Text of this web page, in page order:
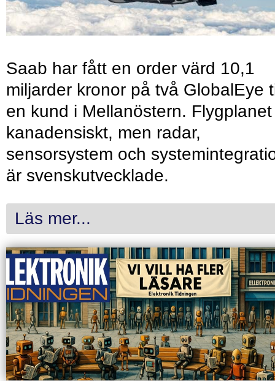
Saab har fått en order värd 10,1
miljarder kronor på två GlobalEye
en kund i Mellanöstern.
kanadensiskt, men radar,
sensorsystem och
är svenskutvecklade.
Läs mer...